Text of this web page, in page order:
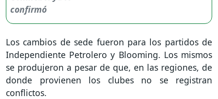
Los cambios de sede fueron para los partidos de
Independiente Petrolero y Blooming. Los mismos
se produjeron a pesar de que, en las regiones, de
donde provienen los clubes no se registran
conflictos.